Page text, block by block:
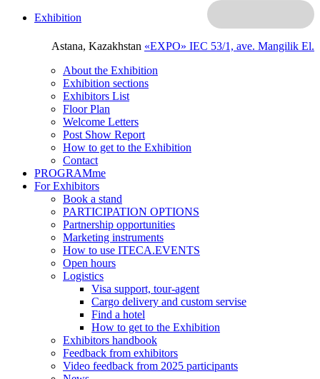
Astana, Kazakhstan «EXPO» IEC 53/1, ave. Mangilik El.
Exhibition
About the Exhibition
Exhibition sections
Exhibitors List
Floor Plan
Welcome Letters
Post Show Report
How to get to the Exhibition
Contact
PROGRAMme
For Exhibitors
Book a stand
PARTICIPATION OPTIONS
Partnership opportunities
Marketing instruments
How to use ITECA.EVENTS
Open hours
Logistics
Visa support, tour-agent
Cargo delivery and custom servise
Find a hotel
How to get to the Exhibition
Exhibitors handbook
Feedback from exhibitors
Video feedback from 2025 participants